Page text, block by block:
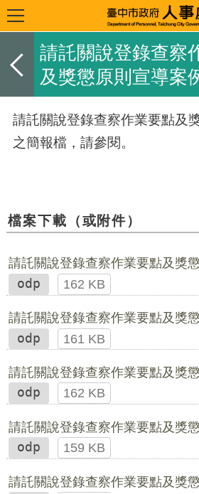
請託關說登錄查察
及獎懲原則宣導案
請託關說登錄查察作業要點及
之簡報檔，請參閱。
檔案下載（或附件）
請託關說登錄查察作業要點及獎
odp
162 KB
請託關說登錄查察作業要點及獎
odp
161 KB
請託關說登錄查察作業要點及獎
odp
162 KB
請託關說登錄查察作業要點及獎
odp
159 KB
請託關說登錄查察作業要點及獎